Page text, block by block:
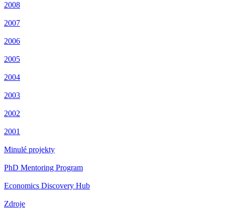
2008
2007
2006
2005
2004
2003
2002
2001
Minulé projekty
PhD Mentoring Program
Economics Discovery Hub
Zdroje